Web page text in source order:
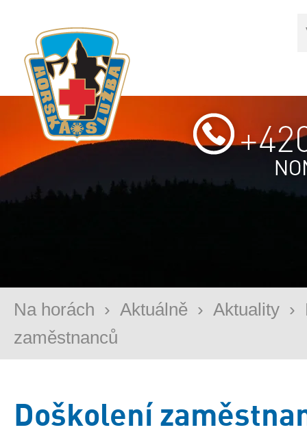
Na horách › Aktuálně › Aktuality ›
zaměstnanců
Doškolení